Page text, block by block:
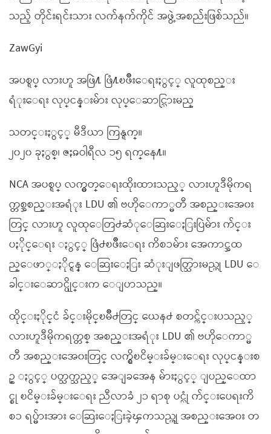
သည့် တိုင်းရင်းသား လက်နက်ကိုင် အဖွဲ့အစည်းဖြစ်သည်။
ZawGyi
အပစ္ရပ္ လားဟူ အဖြဲ႔ ဖြံ႔ၿဖိဳးေရးႏွင့္ လူထုစည္း
ရံုးေရး လုပ္ငန္းမ်ား လုပ္ေဆာင္သြားမည္
သတင္းႏွင့္ မီဒီယာ ကြန္ရက္။
၂၀၂၀ ခုႏွစ္၊ ဇႏၷဝါရီလ ၁၅ ရက္ေန႔။
NCA အပစ္ရပ္ လက္မွတ္ေရးထိုးထားသည့္ လားဟူဒီမိုကရ
က္တစ္အစည္းအရံုး LDU ၏ ဗဟိုေကာ္မတီ အစည္းအေ၀း
တြင္ လားဟူ လူထုေတြ႕ဆံုေဆြးေႏြးပြဲမ်ား က်င္း
ပႏိုင္ေရး ႏွင့္ ဖြံ႕ၿဖိဳးေရး ကိစၥမ်ား အေကာင္အထ
ည္ေဖာ္ႏိုင္ရန္ ေဆြးေႏြး ဆံုးျဖတ္သြားမည္ဟု LDU ေ
ခါင္းေဆာင္ပိုုင္းက ေျပာသည္။
ထိုင္းႏိုင္ငံ ခ်င္းမိုင္ၿမိဳ႕တြင္ ယေန႕ စတင္က်င္းပသည့္
လားဟူဒီမိုကရက္တစ္ အစည္းအရံုး LDU ၏ ဗဟိုေကာ္မ
တီ အစည္းအေ၀းတြင္ လက္ရွိၿငိမ္းခ်မ္းေရး လုပ္ငန္းစ
ဥ္ ႏွင့္ ပတ္သက္သည့္ အေျခအေန မ်ားႏွင့္ ျပည္ေထာ
င္စု ၿငိမ္းခ်မ္းေရး ညီလာခံ ၂၁ ရာစု ပင္လံု က်င္းပေရးကိ
စၥ ရပ္မ်ားအား ေဆြးေႏြးခဲ့ၾကသည္ဟုု အစည္းအေ၀း တ